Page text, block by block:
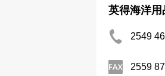
英得海洋用
2549
2559